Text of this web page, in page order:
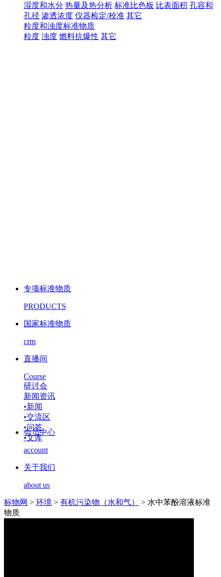
湿度和水分 热量及热分析 标准比色板 比表面积 孔容和
孔径 渗透浓度 仪器检定/校准 其它
粒度和浊度标准物质
粒度 浊度 燃料抗爆性 其它
专项标准物质
PRODUCTS
国家标准物质
crm
直播间
Course
研讨会
新闻资讯
•新闻
•交流区
•问答
•文库
会员中心
account
关于我们
about us
标物网 > 环境 > 有机污染物（水和气） > 水中苯酚溶液标准
物质